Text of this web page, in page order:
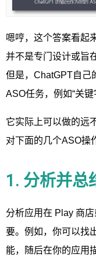
嗯哼，这个答案看起
并不是专门设计或旨
但是，ChatGPT自己
ASO任务，例如“关键
它实际上可以做的远
对下面的几个ASO操
1. 分析并总
分析应用在 Play 商
要。例如，你可以找
能，随后在你的应用